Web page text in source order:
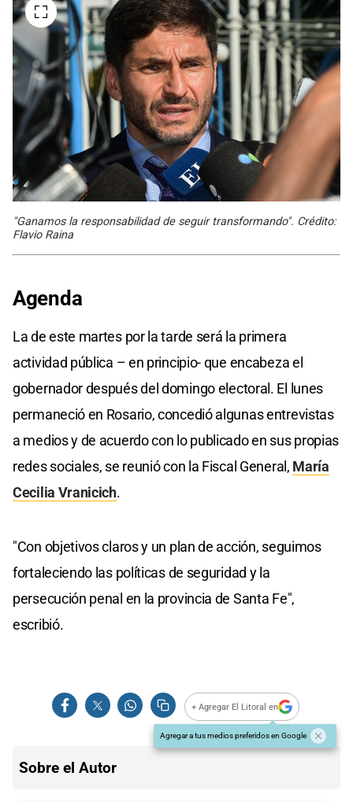
"Ganamos la responsabilidad de seguir transformando". Crédito:
Flavio Raina
Agenda
La de este martes por la tarde será la primera
actividad pública – en principio- que encabeza el
gobernador después del domingo electoral. El lunes
permaneció en Rosario, concedió algunas entrevistas
a medios y de acuerdo con lo publicado en sus propias
redes sociales, se reunió con la Fiscal General, María
Cecilia Vranicich.
"Con objetivos claros y un plan de acción, seguimos
fortaleciendo las políticas de seguridad y la
persecución penal en la provincia de Santa Fe",
escribió.
+ Agregar El Litoral en
Agregar a tus medios preferidos en Google
Sobre el Autor